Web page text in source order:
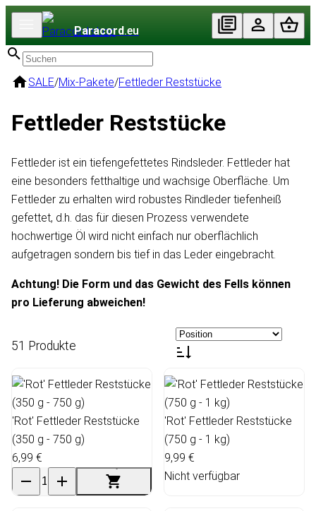
Paracord.eu
SALE/Mix-Pakete/Fettleder Reststücke
Fettleder Reststücke
Fettleder ist ein tiefengefettetes Rindsleder. Fettleder hat
eine besonders fetthaltige und wachsige Oberfläche. Um
Fettleder zu erhalten wird robustes Rindleder tiefenheiß
gefettet, d.h. das für diesen Prozess verwendete
hochwertige Öl wird nicht einfach nur oberflächlich
aufgetragen sondern bis tief in das Leder eingebracht.
Achtung! Die Form und das Gewicht des Fells können
pro Lieferung abweichen!
51 Produkte
'Rot' Fettleder Reststücke
(350 g - 750 g)
6,99 €
'Rot' Fettleder Reststücke
(750 g - 1 kg)
9,99 €
Nicht verfügbar